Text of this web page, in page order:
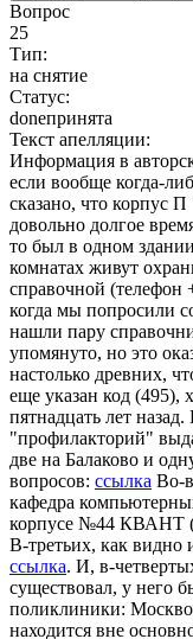
Вопрос
25
Тип:
на снятие
Статус:
doneпринята
Текст апелляции:
Информация в
если вообще когда-
сказано, что
довольно долгое
то был в одном
комнатах живут
справочной (телефон
когда мы попросили
нашли пару
упомянуто, но это
настолько древних,
еще указан код (495),
пятнадцать лет
"профилакторий"
две на Балаково и
вопросов: ссылка Во-
кафедра
корпусе №44 КВАНТ
В-третьих, как видно
ссылка. И, в-
существовал, у него
поликлиники:
находится вне